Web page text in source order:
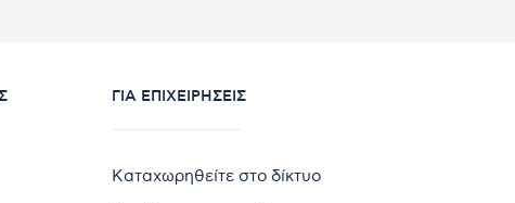
ΓΙΑ ΕΠΙΧΕΙΡΉΣΕΙΣ
Καταχωρηθείτε στο δίκτυο